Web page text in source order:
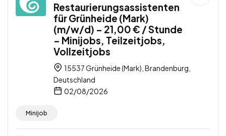
Restaurierungsassistenten
für Grünheide (Mark)
(m/w/d) – 21,00 € / Stunde
– Minijobs, Teilzeitjobs,
Vollzeitjobs
15537 Grünheide (Mark), Brandenburg,
Deutschland
02/08/2026
Minijob